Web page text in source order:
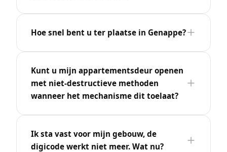
Hoe snel bent u ter plaatse in Genappe?
Kunt u mijn appartementsdeur openen
met niet-destructieve methoden
wanneer het mechanisme dit toelaat?
Ik sta vast voor mijn gebouw, de
digicode werkt niet meer. Wat nu?